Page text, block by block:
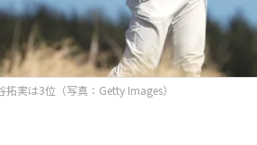
拓実は3位（写真：Getty Images）